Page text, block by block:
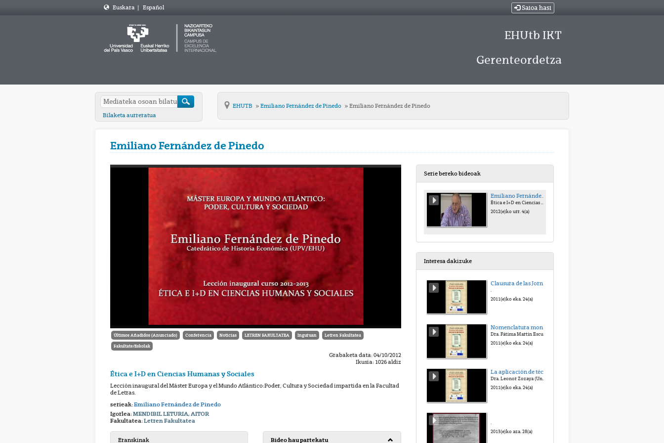
Euskara | Español Saioa hasi
EHUtb IKT
Gerenteordetza
Bilaketa aurreratua
EHUTB Emiliano Fernández de Pinedo Emiliano Fernández de Pinedo
Emiliano Fernández de Pinedo
Últimos Añadidos (Anunciado) Conferencia Noticias LETREN FAKULTATEA Inguruan Letren Fakultatea
Fakultate/Eskolak
Grabaketa data: 04/10/2012
Ikusia: 1026 aldiz
Ética e I+D en Ciencias Humanas y Sociales
Lección inaugural del Máster Europa y el Mundo Atlántico:Poder, Cultura y Sociedad impartida en la Facultad
de Letras.
serieak:Emiliano Fernández de Pinedo
Igorlea:MENDIBIL LETURIA, AITOR
Fakultatea:Letren Fakultatea
Eranskinak Bideo hau partekatu
Serie bereko bideoak
Emiliano Fernández de Pinedo
Ética e I+D en Ciencias Humanas y Sociales
2012(e)ko urr. 4(a)
Interesa dakizuke
Clausura de las Jornadas
2011(e)ko eka. 24(a)
Nomenclatura monetaria hispana: usos y voces en la documentación.
Dra. Fátima Martín Escudero y Dra. Mª Teresa Muñoz Serrulla (Universidad Complutense, Madrid)
2011(e)ko eka. 24(a)
La aplicación de técnicas informáticas con fines docentes para un manual de Paleografía.
Dra. Leonor Zozaya (Universidad Complutense, Madrid)
2011(e)ko eka. 24(a)
2013(e)ko aza. 28(a)